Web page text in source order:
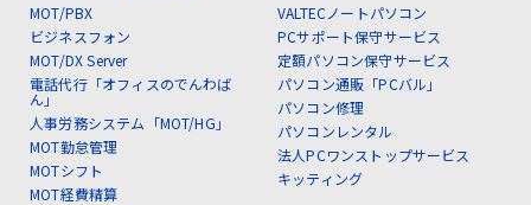
MOT/PBX
ビジネスフォン
MOT/DX Server
電話代行「オフィスのでんわば
ん」
人事労務システム「MOT/HG」
MOT勤怠管理
MOTシフト
MOT経費精算
VALTECノートパソコン
PCサポート保守サービス
定額パソコン保守サービス
パソコン通販「PCバル」
パソコン修理
パソコンレンタル
法人PCワンストップサービス
キッティング